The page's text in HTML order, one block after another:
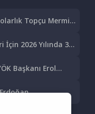
Topçu Mermisi
İçin 2026 Yılında 308
Başkanı Erol